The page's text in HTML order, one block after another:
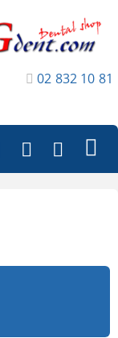
02 832 10 81